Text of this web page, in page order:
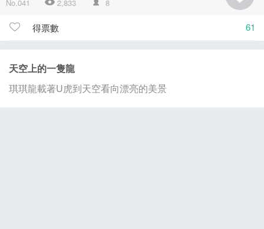
No.041 2,833 8
得票數 61
天空上的一隻龍
琪琪龍載著U虎到天空看向漂亮的美景